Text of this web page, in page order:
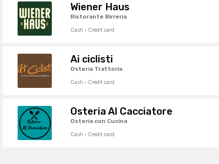
Wiener Haus
Ristorante Birreria
Cash · Credit card
Ai ciclisti
Osteria Trattoria
Cash · Credit card
Osteria Al Cacciatore
Osteria con Cucina
Cash · Credit card